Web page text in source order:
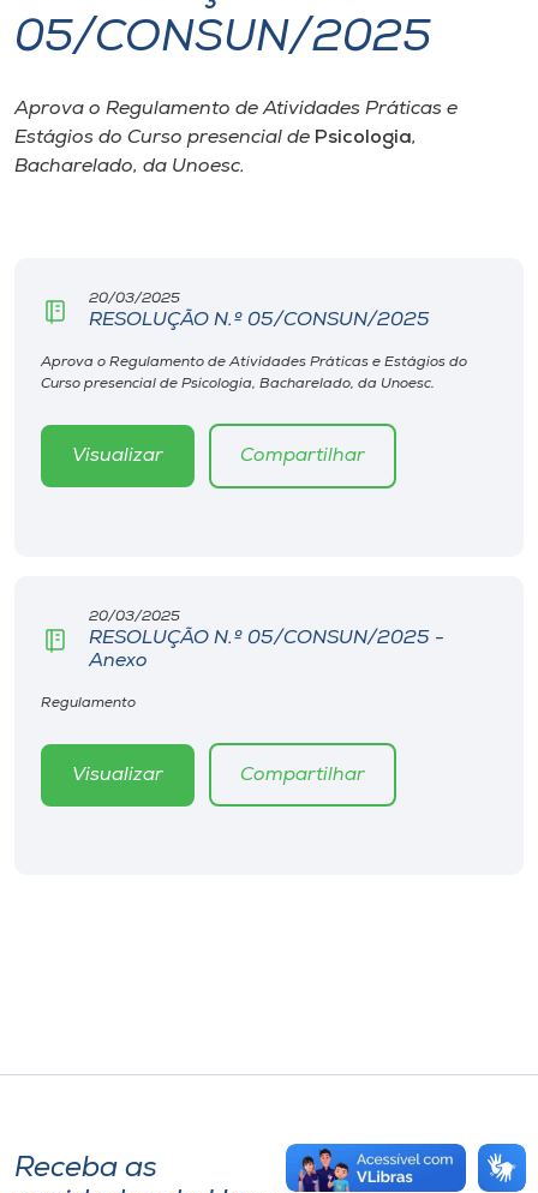
I.nova
Diplomados
Rádio
Unoesc
Store
Selecione
05/CONSUN/2025
Aprova o Regulamento de Atividades Práticas e
Estágios do Curso presencial de Psicologia,
Bacharelado, da Unoesc.
20/03/2025
RESOLUÇÃO N.º 05/CONSUN/2025
Aprova o Regulamento de Atividades Práticas e Estágios do
Curso presencial de Psicologia, Bacharelado, da Unoesc.
Visualizar Compartilhar
20/03/2025
RESOLUÇÃO N.º 05/CONSUN/2025 -
Anexo
Regulamento
Visualizar Compartilhar
Receba as